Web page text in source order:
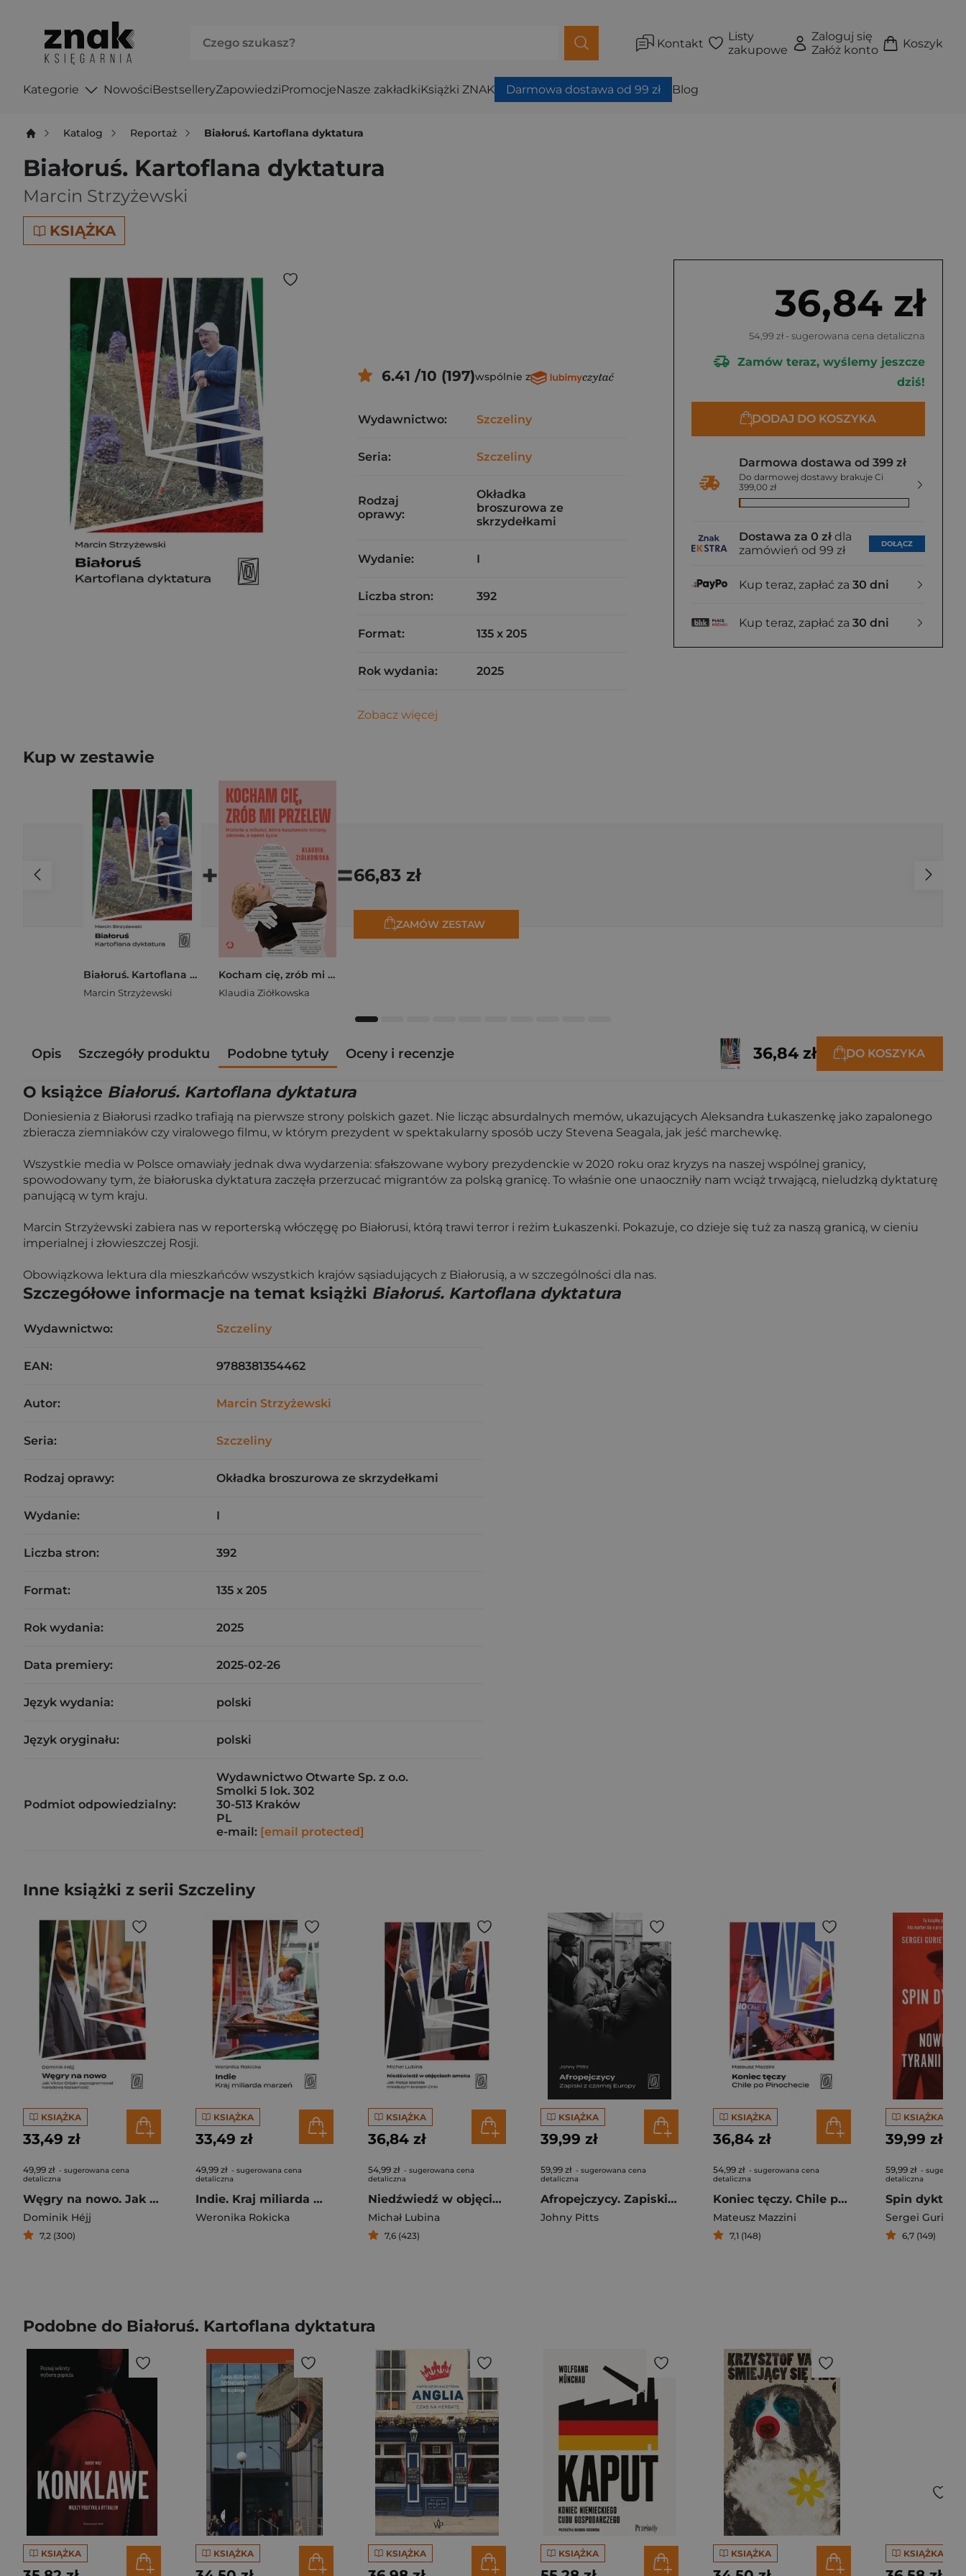
Kontakt
Listy
zakupowe
Zaloguj się
Załóż konto
Koszyk
Kategorie NowościBestselleryZapowiedziPromocjeNasze zakładkiKsiążki ZNAK Darmowa dostawa od 99 zł Blog
Katalog Reportaż Białoruś. Kartoflana dyktatura
Białoruś. Kartoflana dyktatura
Marcin Strzyżewski
KSIĄŻKA
36,84 zł
54,99 zł - sugerowana cena detaliczna
Zamów teraz, wyślemy jeszcze
dziś!
DODAJ DO KOSZYKA
Darmowa dostawa od 399 zł
Do darmowej dostawy brakuje Ci
399,00 zł
Dostawa za 0 zł dla
zamówień od 99 zł
DOŁĄCZ
Kup teraz, zapłać za 30 dni
Kup teraz, zapłać za 30 dni
6.41 /10 (197)wspólnie z
Wydawnictwo: Szczeliny
Seria: Szczeliny
Rodzaj
oprawy:
Okładka
broszurowa ze
skrzydełkami
Wydanie: I
Liczba stron: 392
Format: 135 x 205
Rok wydania: 2025
Zobacz więcej
Kup w zestawie
Białoruś. Kartoflana dyktatura
Marcin Strzyżewski
+
Kocham cię, zrób mi przelew. Historie o miłości, która kosztowała miliony, zdrowie, a nawet życie
Klaudia Ziółkowska
=66,83 zł
ZAMÓW ZESTAW
Opis Szczegóły produktu Podobne tytuły Oceny i recenzje 36,84 zł DO KOSZYKA
O książce Białoruś. Kartoflana dyktatura
Doniesienia z Białorusi rzadko trafiają na pierwsze strony polskich gazet. Nie licząc absurdalnych memów, ukazujących Aleksandra Łukaszenkę jako zapalonego
zbieracza ziemniaków czy viralowego filmu, w którym prezydent w spektakularny sposób uczy Stevena Seagala, jak jeść marchewkę.
Wszystkie media w Polsce omawiały jednak dwa wydarzenia: sfałszowane wybory prezydenckie w 2020 roku oraz kryzys na naszej wspólnej granicy,
spowodowany tym, że białoruska dyktatura zaczęła przerzucać migrantów za polską granicę. To właśnie one unaoczniły nam wciąż trwającą, nieludzką dyktaturę
panującą w tym kraju.
Marcin Strzyżewski zabiera nas w reporterską włóczęgę po Białorusi, którą trawi terror i reżim Łukaszenki. Pokazuje, co dzieje się tuż za naszą granicą, w cieniu
imperialnej i złowieszczej Rosji.
Obowiązkowa lektura dla mieszkańców wszystkich krajów sąsiadujących z Białorusią, a w szczególności dla nas.
Szczegółowe informacje na temat książki Białoruś. Kartoflana dyktatura
Wydawnictwo: Szczeliny
EAN: 9788381354462
Autor: Marcin Strzyżewski
Seria: Szczeliny
Rodzaj oprawy: Okładka broszurowa ze skrzydełkami
Wydanie: I
Liczba stron: 392
Format: 135 x 205
Rok wydania: 2025
Data premiery: 2025-02-26
Język wydania: polski
Język oryginału: polski
Podmiot odpowiedzialny:
Wydawnictwo Otwarte Sp. z o.o.
Smolki 5 lok. 302
30-513 Kraków
PL
e-mail: [email protected]
Inne książki z serii Szczeliny
KSIĄŻKA
33,49 zł
49,99 zł - sugerowana cena
detaliczna
Węgry na nowo. Jak Viktor Orbán zaprogramował narodową tożsamość
Dominik Héjj
7,2 (300)
KSIĄŻKA
33,49 zł
49,99 zł - sugerowana cena
detaliczna
Indie. Kraj miliarda marzeń
Weronika Rokicka
KSIĄŻKA
36,84 zł
54,99 zł - sugerowana cena
detaliczna
Niedźwiedź w objęciach smoka. Jak Rosja została młodszym bratem Chin
Michał Lubina
7,6 (423)
KSIĄŻKA
39,99 zł
59,99 zł - sugerowana cena
detaliczna
Afropejczycy. Zapiski z czarnej Europy
Johny Pitts
KSIĄŻKA
36,84 zł
54,99 zł - sugerowana cena
detaliczna
Koniec tęczy. Chile po Pinochecie
Mateusz Mazzini
7,1 (148)
KSIĄŻKA
39,99 zł
59,99 zł -
detaliczna
Sergei Guriev
6,7 (149)
Podobne do Białoruś. Kartoflana dyktatura
KSIĄŻKA KSIĄŻKA KSIĄŻKA KSIĄŻKA KSIĄŻKA KSIĄŻKA